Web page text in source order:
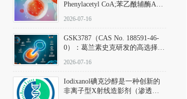
Phenylacetyl CoA;苯乙酰辅酶A
2026-07-16
GSK3787（CAS No. 188591-46-
0）：葛兰素史克研发的高选择
抗剂，被广泛视为研究PPARδ核
受体生理功能、信号通路验证及
靶点药理机制的金标准化学探
针。
2026-07-16
Iodixanol碘克沙醇是一种创新的
非离子型X射线造影剂（渗透压